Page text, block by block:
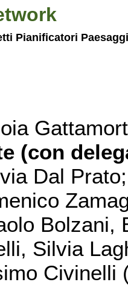
Pianificatori
(con
Dal Prato;
Bolzani,
Silvia
Civinelli